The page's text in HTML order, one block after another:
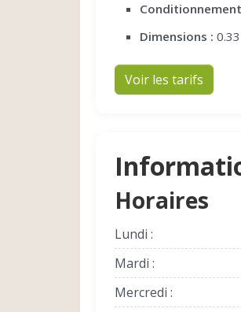
Dimensions :
Voir les tarifs
Horaires
Lundi :
Mardi :
Mercredi :